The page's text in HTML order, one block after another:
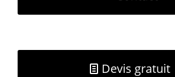
Devis gratuit